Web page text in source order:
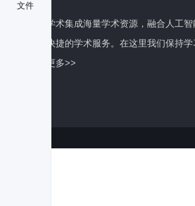
文件
百度学术集成海量学术资源，融合人工
全面快捷的学术服务。在这里我们保持
了解更多>>